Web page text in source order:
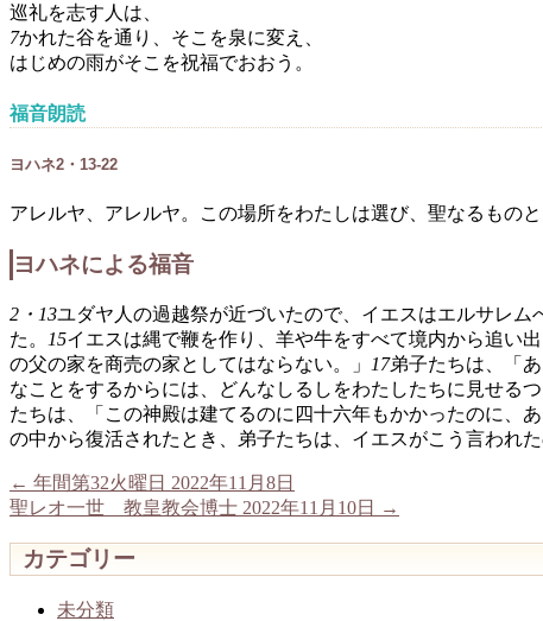
巡礼を志す人は、
7かれた谷を通り、そこを泉に変え、
はじめの雨がそこを祝福でおおう。
福音朗読
ヨハネ2・13-22
アレルヤ、アレルヤ。この場所をわたしは選び、聖なるもの
ヨハネによる福音
2・13ユダヤ人の過越祭が近づいたので、イエスはエルサレム
た。
15イエスは縄で鞭を作り、羊や牛をすべて境内から追い
の父の家を商売の家としてはならない。」
17弟子たちは、「
なことをするからには、どんなしるしをわたしたちに見せるつ
たちは、「この神殿は建てるのに四十六年もかかったのに、
の中から復活されたとき、弟子たちは、イエスがこう言われ
← 年間第32火曜日 2022年11月8日
聖レオ一世 教皇教会博士 2022年11月10日
→
カテゴリー
未分類